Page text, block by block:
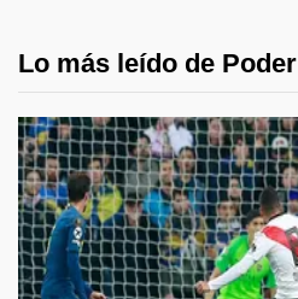
Lo más leído de Poder